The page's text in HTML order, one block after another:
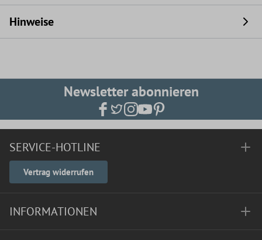
Hinweise
Newsletter abonnieren
SERVICE-HOTLINE
Vertrag widerrufen
INFORMATIONEN